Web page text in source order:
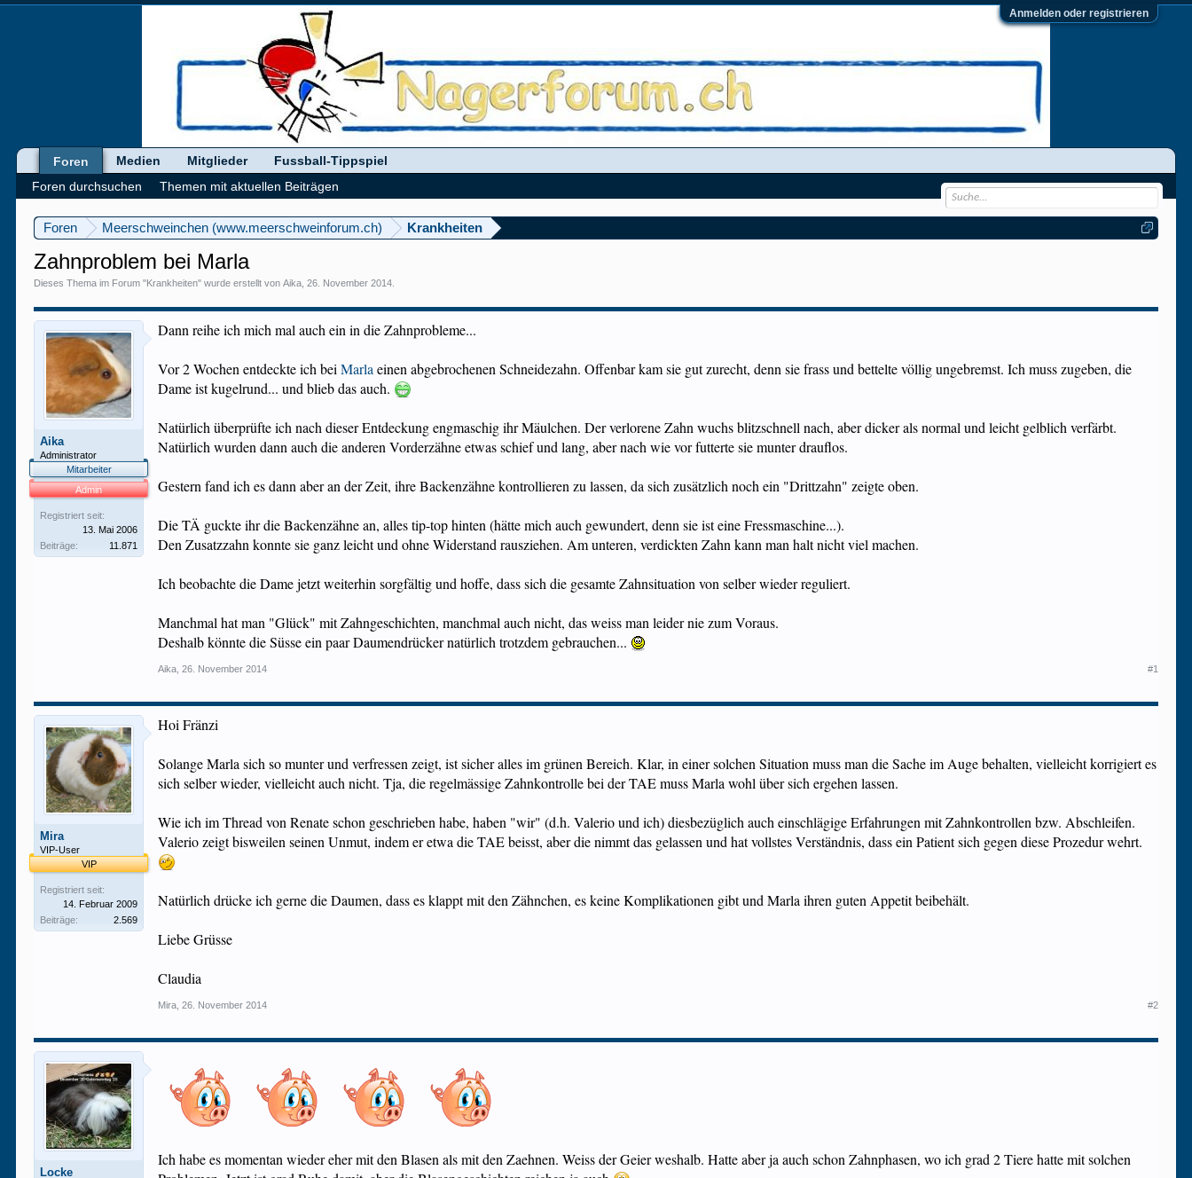
Anmelden oder registrieren
Foren Meerschweinchen (www.meerschweinforum.ch) Krankheiten
Zahnproblem bei Marla
Dieses Thema im Forum "Krankheiten" wurde erstellt vonAika ,26. November 2014
Aika
Administrator
Mitarbeiter
Admin
Registriert seit:
13. Mai 2006
Beiträge:
11.871
Dann reihe ich mich mal auch ein in die Zahnprobleme...
Vor 2 Wochen entdeckte ich beiMarla einen abgebrochenen Schneidezahn. Offenbar kam sie gut zurecht, denn sie frass und bettelte völlig ungebremst. Ich muss zugeben, die
Dame ist kugelrund... und blieb das auch.
Natürlich überprüfte ich nach dieser Entdeckung engmaschig ihr Mäulchen. Der verlorene Zahn wuchs blitzschnell nach, aber dicker als normal und leicht gelblich verfärbt.
Natürlich wurden dann auch die anderen Vorderzähne etwas schief und lang, aber nach wie vor futterte sie munter drauflos.
Gestern fand ich es dann aber an der Zeit, ihre Backenzähne kontrollieren zu lassen, da sich zusätzlich noch ein "Drittzahn" zeigte oben.
Die TÄ guckte ihr die Backenzähne an, alles tip-top hinten (hätte mich auch gewundert, denn sie ist eine Fressmaschine...).
Den Zusatzzahn konnte sie ganz leicht und ohne Widerstand rausziehen. Am unteren, verdickten Zahn kann man halt nicht viel machen.
Ich beobachte die Dame jetzt weiterhin sorgfältig und hoffe, dass sich die gesamte Zahnsituation von selber wieder reguliert.
Manchmal hat man "Glück" mit Zahngeschichten, manchmal auch nicht, das weiss man leider nie zum Voraus.
Deshalb könnte die Süsse ein paar Daumendrücker natürlich trotzdem gebrauchen...
Aika 26. November 2014 #1
Mira
VIP-User
VIP
Registriert seit:
14. Februar 2009
Beiträge:
2.569
Hoi Fränzi
Solange Marla sich so munter und verfressen zeigt, ist sicher alles im grünen Bereich. Klar, in einer solchen Situation muss man die Sache im Auge behalten, vielleicht korrigiert es
sich selber wieder, vielleicht auch nicht. Tja, die regelmässige Zahnkontrolle bei der TAE muss Marla wohl über sich ergehen lassen.
Wie ich im Thread von Renate schon geschrieben habe, haben "wir" (d.h. Valerio und ich) diesbezüglich auch einschlägige Erfahrungen mit Zahnkontrollen bzw. Abschleifen.
Valerio zeigt bisweilen seinen Unmut, indem er etwa die TAE beisst, aber die nimmt das gelassen und hat vollstes Verständnis, dass ein Patient sich gegen diese Prozedur wehrt.
Natürlich drücke ich gerne die Daumen, dass es klappt mit den Zähnchen, es keine Komplikationen gibt und Marla ihren guten Appetit beibehält.
Liebe Grüsse
Claudia
Mira 26. November 2014 #2
Locke
Ich habe es momentan wieder eher mit den Blasen als mit den Zaehnen. Weiss der Geier weshalb. Hatte aber ja auch schon Zahnphasen, wo ich grad 2 Tiere hatte mit solchen
Foren
Foren durchsuchen
Themen mit aktuellen Beiträgen
Medien Mitglieder Fussball-Tippspiel